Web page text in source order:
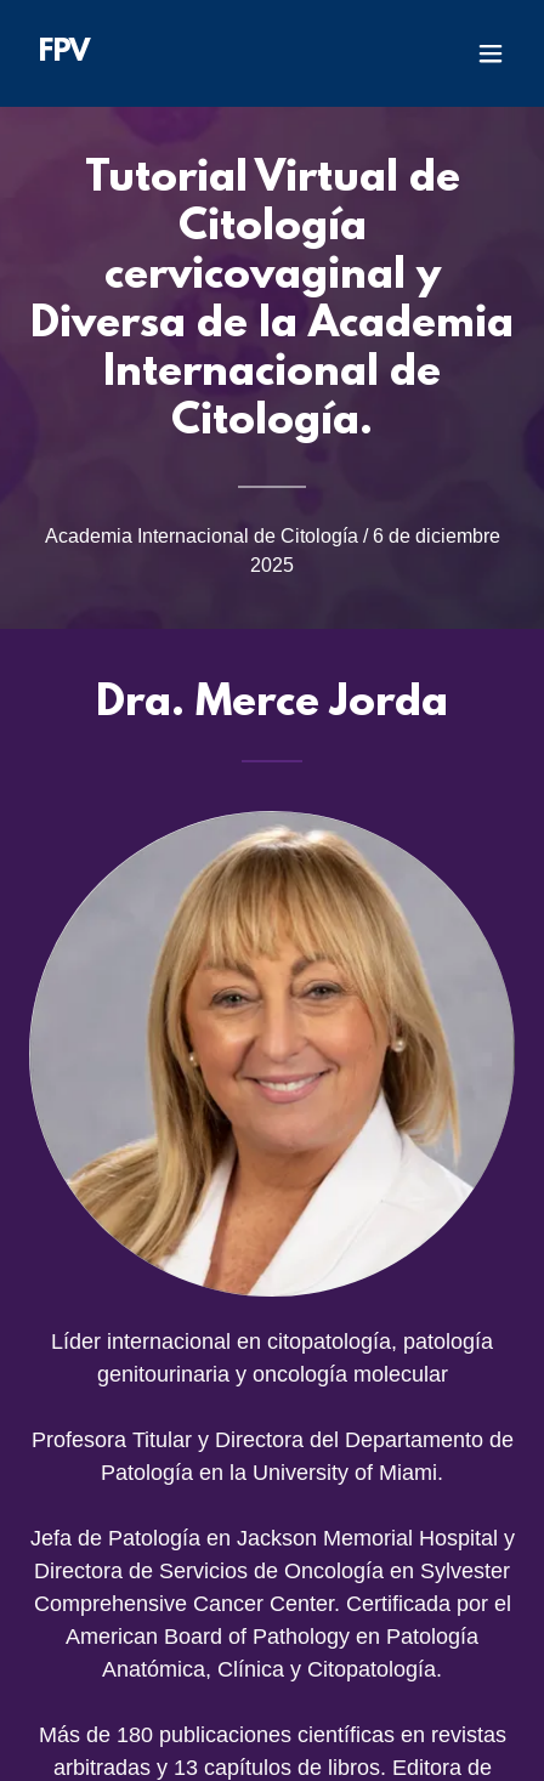
FPV
Tutorial Virtual de
Citología
cervicovaginal y
Diversa de la Academia
Internacional de
Citología.
Academia Internacional de Citología / 6 de diciembre
2025
Dra. Merce Jorda
Líder internacional en citopatología, patología
genitourinaria y oncología molecular
Profesora Titular y Directora del Departamento de
Patología en la University of Miami.
Jefa de Patología en Jackson Memorial Hospital y
Directora de Servicios de Oncología en Sylvester
Comprehensive Cancer Center. Certificada por el
American Board of Pathology en Patología
Anatómica, Clínica y Citopatología.
Más de 180 publicaciones científicas en revistas
arbitradas y 13 capítulos de libros. Editora de